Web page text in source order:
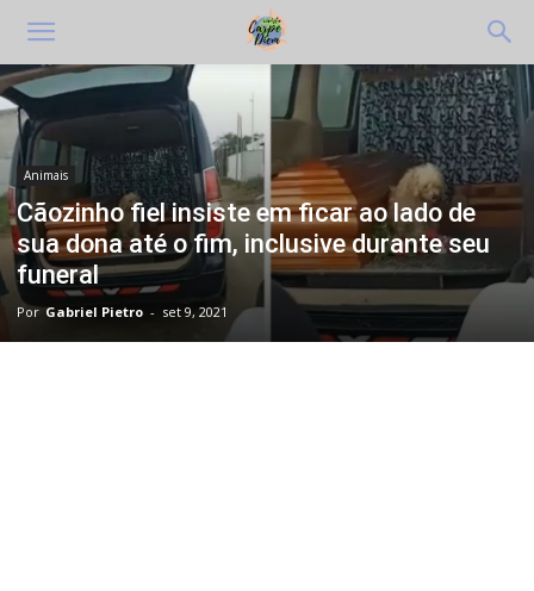
Animais
Cãozinho fiel insiste em ficar ao lado de
sua dona até o fim, inclusive durante seu
funeral
Por Gabriel Pietro - set 9, 2021